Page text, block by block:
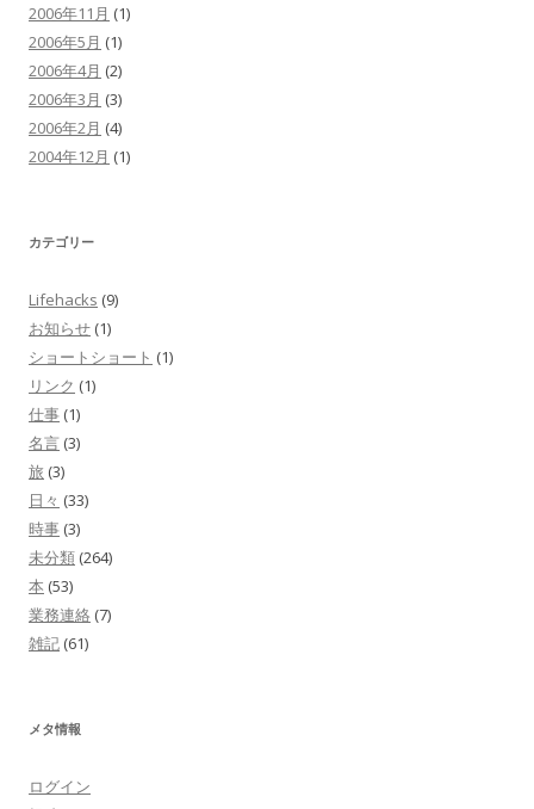
2006年11月 (1)
2006年5月 (1)
2006年4月 (2)
2006年3月 (3)
2006年2月 (4)
2004年12月 (1)
カテゴリー
Lifehacks (9)
お知らせ (1)
ショートショート (1)
リンク (1)
仕事 (1)
名言 (3)
旅 (3)
日々 (33)
時事 (3)
未分類 (264)
本 (53)
業務連絡 (7)
雑記 (61)
メタ情報
ログイン